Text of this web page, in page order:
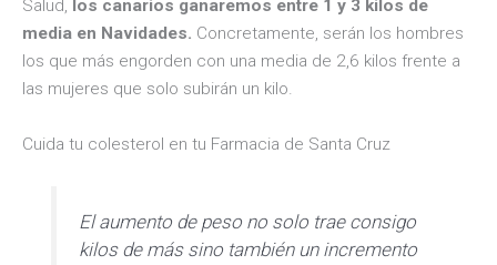
Salud, los canarios ganaremos entre 1 y 3 kilos de
media en Navidades. Concretamente, serán los hombres
los que más engorden con una media de 2,6 kilos frente a
las mujeres que solo subirán un kilo.
Cuida tu colesterol en tu Farmacia de Santa Cruz
El aumento de peso no solo trae consigo
kilos de más sino también un incremento